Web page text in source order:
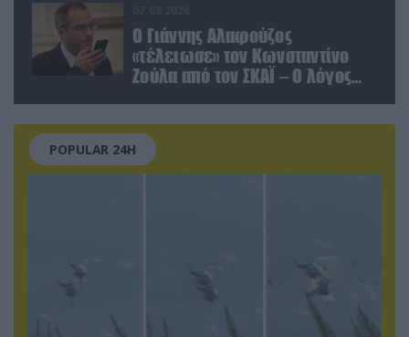
Ο Γιάννης Αλαφούζος
«τέλειωσε» τον Κωνσταντίνο
Ζούλα από τον ΣΚΑΪ – Ο λόγος
POPULAR 24H